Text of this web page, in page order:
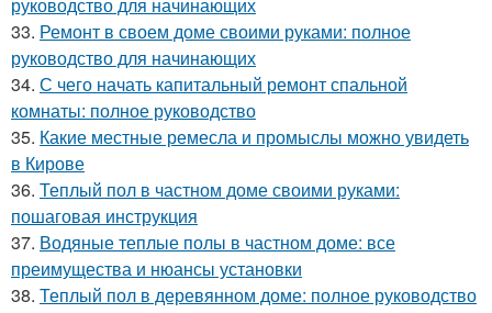
руководство для начинающих
33. Ремонт в своем доме своими руками: полное
руководство для начинающих
34. С чего начать капитальный ремонт спальной
комнаты: полное руководство
35. Какие местные ремесла и промыслы можно увидеть
в Кирове
36. Теплый пол в частном доме своими руками:
пошаговая инструкция
37. Водяные теплые полы в частном доме: все
преимущества и нюансы установки
38. Теплый пол в деревянном доме: полное руководство